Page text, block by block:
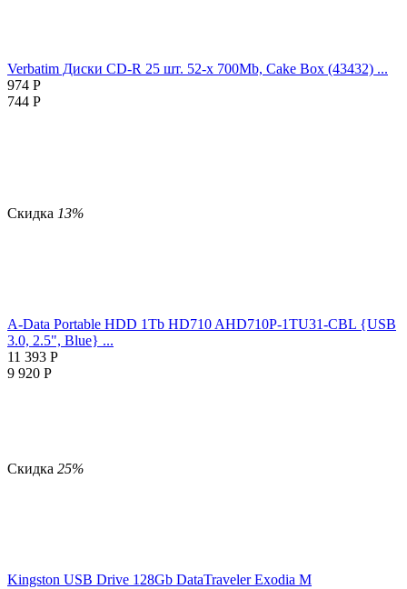
Verbatim Диски CD-R 25 шт. 52-x 700Mb, Cake Box (43432) ...
974 Р
744 Р
Скидка 13%
A-Data Portable HDD 1Tb HD710 AHD710P-1TU31-CBL {USB
3.0, 2.5", Blue} ...
11 393 Р
9 920 Р
Скидка 25%
Kingston USB Drive 128Gb DataTraveler Exodia M